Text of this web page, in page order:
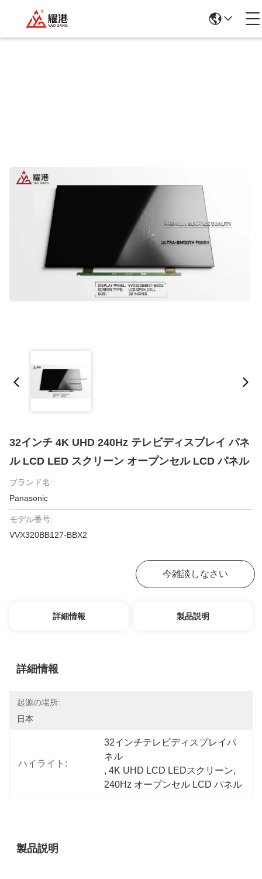
32インチ 4K UHD 240Hz テレビディスプレイ パネ
ル LCD LED スクリーン オープンセル LCD パネル
ブランド名:
Panasonic
モデル番号:
VVX320BB127-BBX2
今雑談しなさい
詳細情報 製品説明
詳細情報
起源の場所:
日本
ハイライト:
32インチテレビディスプレイパ
ネル
, 4K UHD LCD LEDスクリーン,
240Hz オープンセル LCD パネル
製品説明